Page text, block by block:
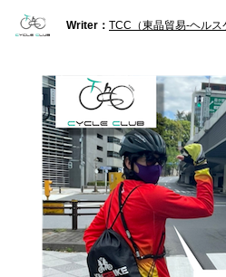
Writer： TCC（東晶貿易-ヘルス